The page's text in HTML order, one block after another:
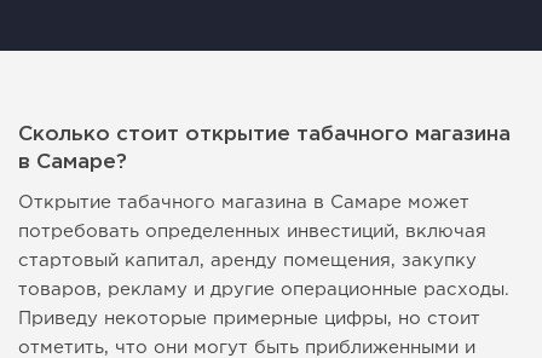
Сколько стоит открытие табачного магазина
в Самаре?
Открытие табачного магазина в Самаре может
потребовать определенных инвестиций, включая
стартовый капитал, аренду помещения, закупку
товаров, рекламу и другие операционные расходы.
Приведу некоторые примерные цифры, но стоит
отметить, что они могут быть приближенными и